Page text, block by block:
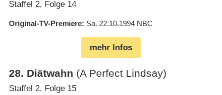
Staffel 2, Folge 14
Original-TV-Premiere Sa. 22.10.1994 NBC
mehr Infos
28. Diätwahn (A Perfect Lindsay)
Staffel 2, Folge 15